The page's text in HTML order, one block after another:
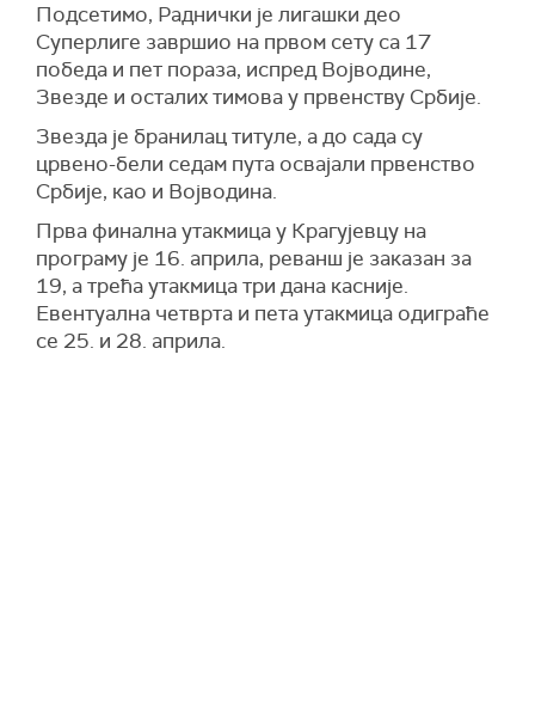
Подсетимо, Раднички је лигашки део
Суперлиге завршио на првом сету са 17
победа и пет пораза, испред Војводине,
Звезде и осталих тимова у првенству Србије.
Звезда је бранилац титуле, а до сада су
црвено-бели седам пута освајали првенство
Србије, као и Војводина.
Прва финална утакмица у Крагујевцу на
програму је 16. априла, реванш је заказан за
19, а трећа утакмица три дана касније.
Евентуална четврта и пета утакмица одиграће
се 25. и 28. априла.